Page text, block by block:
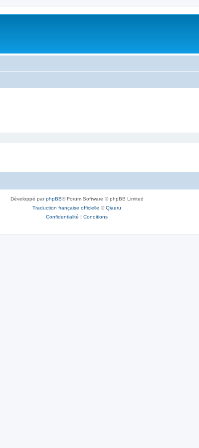
Développé parphpBB® Forum Software © phpBB Limited
Traduction française officielle ©Qiaeru
Confidentialité | Conditions